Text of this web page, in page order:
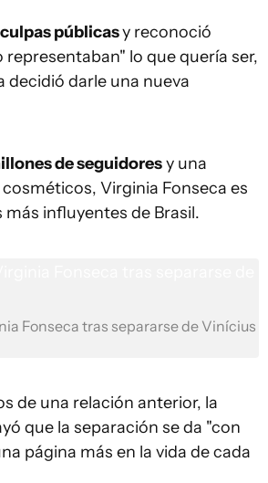
públicasy reconoció
lo que quería ser,
decidió darle una nueva
de seguidoresy una
Virginia Fonseca es
más influyentes de Brasil.
Fonseca tras separarse de Vinícius
de una relación anterior, la
que la separación se da "con
página más en la vida de cada